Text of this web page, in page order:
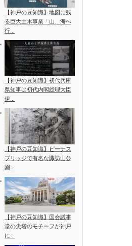
【神戸の豆知識】地図に残
る巨大土木事業「山、海へ
行...
【神戸の豆知識】初代兵庫
県知事は初代内閣総理大臣
伊...
【神戸の豆知識】ビーナス
ブリッジで有名な諏訪山公
園...
【神戸の豆知識】国会議事
堂の尖塔のモチーフが神戸
に...